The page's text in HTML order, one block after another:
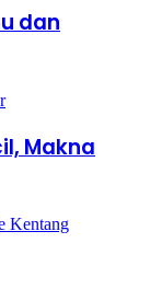
dan
Makna
Kentang